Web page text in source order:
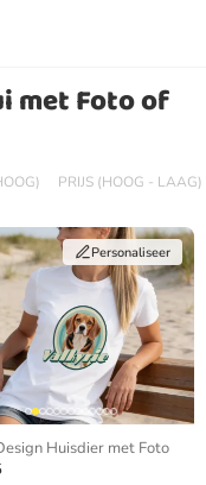
met Foto of
PRIJS (HOOG - LAAG)
Personaliseer
Huisdier met Foto